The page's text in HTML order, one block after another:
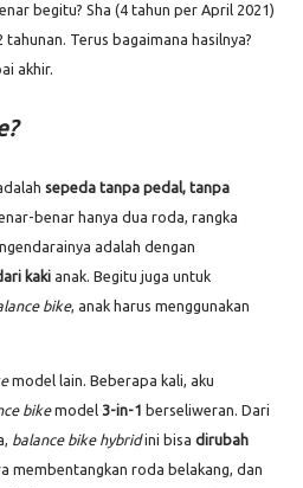
begitu? Sha (4 tahun per April 2021)
Terus bagaimana hasilnya?
akhir.
sepeda tanpa pedal, tanpa
benar hanya dua roda, rangka
adalah dengan
kaki anak. Begitu juga untuk
bike, anak harus menggunakan
model lain. Beberapa kali, aku
bikemodel 3-in-1 berseliweran. Dari
balance bike hybridini bisa dirubah
membentangkan roda belakang, dan